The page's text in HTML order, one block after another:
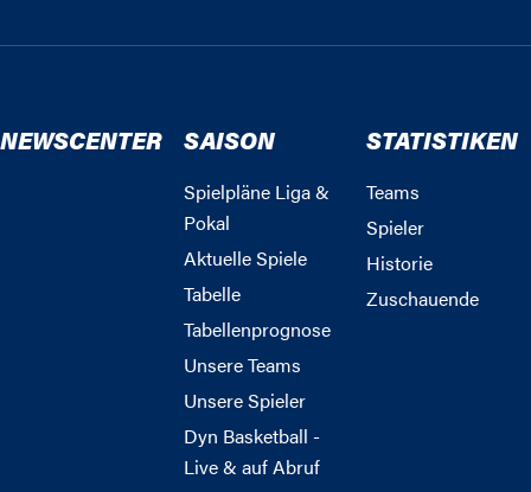
NEWSCENTER SAISON
Spielpläne Liga &
Pokal
Aktuelle Spiele
Tabelle
Tabellenprognose
Unsere Teams
Unsere Spieler
Dyn Basketball -
Live & auf Abruf
STATISTIKEN
Teams
Spieler
Historie
Zuschauende